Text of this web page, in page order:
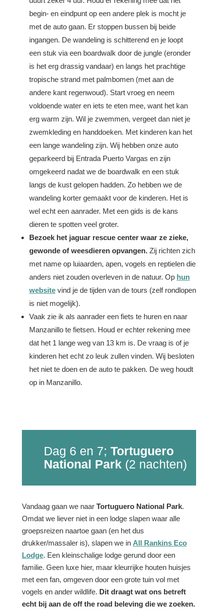
begin- en eindpunt op een andere plek is mocht je
met de auto gaan. Er stoppen bussen bij beide
ingangen. De wandeling is schitterend en je loopt
een stuk via een boardwalk door de jungle (eronder
is het erg drassig vandaar) en langs het prachtige
tropische strand met palmbomen (met aan de
andere kant regenwoud). Start vroeg en neem
voldoende water en iets te eten mee, want het kan
erg warm zijn. Wil je zwemmen, vergeet dan niet je
zwemkleding en handdoeken. Met kinderen kan het
een lange wandeling zijn. Wij hebben onze auto
geparkeerd bij Entrada Puerto Vargas en zijn
omgekeerd nadat we de boardwalk en een stuk
langs de kust gelopen hadden. Zo hebben we de
wandeling korter gemaakt voor de kinderen. Het is
wel echt een aanrader. Met een gids is de kans
dieren te spotten veel groter.
Bezoek het jaguar rescue center waar ze zieke,
gewonde of weesdieren opvangen.Zij richten zich
met name op luiaarden, apen, vogels en reptielen die
anders niet zouden overleven in de natuur. Op hun
websitevind je de tijden van de tours (zelf rondlopen
is niet mogelijk).
Vaak zie ik als aanrader een fiets te huren en naar
Manzanillo te fietsen. Houd er echter rekening mee
dat het 1 lange weg van 13 km is. De vraag is of je
kinderen het echt zo leuk zullen vinden. Wij besloten
het niet te doen en de auto te pakken. De weg houdt
op in Manzanillo.
Dag 6 en 7; Tortuguero
National Park (2 nachten)
Vandaag gaan we naar Tortuguero National Park.
Omdat we liever niet in een lodge slapen waar alle
groepsreizen naartoe gaan (en het dus
drukker/massaler is), slapen we in All Rankins Eco
Lodge. Een kleinschalige lodge gerund door een
familie. Geen luxe hier, maar kleurrijke houten huisjes
met een fan, omgeven door een grote tuin vol met
vogels en ander wildlife. Dit draagt wat ons betreft
echt bij aan de off the road beleving die we zoeken.